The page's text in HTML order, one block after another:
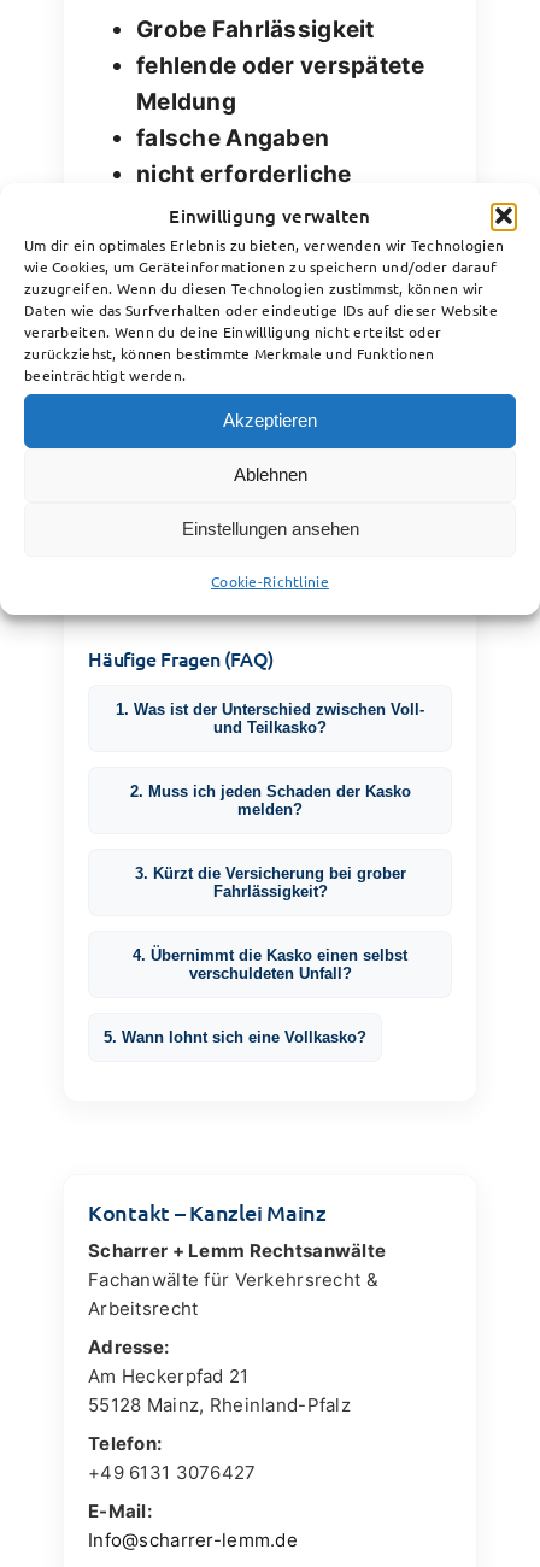
Einwilligung verwalten
Um dir ein optimales Erlebnis zu bieten, verwenden wir Technologien
wie Cookies, um Geräteinformationen zu speichern und/oder darauf
zuzugreifen. Wenn du diesen Technologien zustimmst, können wir
Daten wie das Surfverhalten oder eindeutige IDs auf dieser Website
verarbeiten. Wenn du deine Einwillligung nicht erteilst oder
zurückziehst, können bestimmte Merkmale und Funktionen
beeinträchtigt werden.
Akzeptieren
Ablehnen
Einstellungen ansehen
Cookie-Richtlinie
Grobe Fahrlässigkeit
fehlende oder verspätete
Meldung
falsche Angaben
nicht erforderliche
Reparaturkosten
Bei Konflikten sollten Sie frühzeitig
einen spezialisierten Anwalt für
Verkehrs- und Versicherungsrecht
einschalten. Die Regulierung erfolgt
häufig nur noch mit anwaltlicher
Verkehrsrecht
Häufige Fragen (FAQ)
1. Was ist der Unterschied zwischen Voll-
und Teilkasko?
2. Muss ich jeden Schaden der Kasko
melden?
3. Kürzt die Versicherung bei grober
Fahrlässigkeit?
4. Übernimmt die Kasko einen selbst
verschuldeten Unfall?
5. Wann lohnt sich eine Vollkasko?
Kontakt – Kanzlei Mainz
Scharrer + Lemm Rechtsanwälte
Fachanwälte für Verkehrsrecht &
Arbeitsrecht
Adresse:
Am Heckerpfad 21
55128 Mainz, Rheinland-Pfalz
Telefon:
+49 6131 3076427
E-Mail:
Info@scharrer-lemm.de